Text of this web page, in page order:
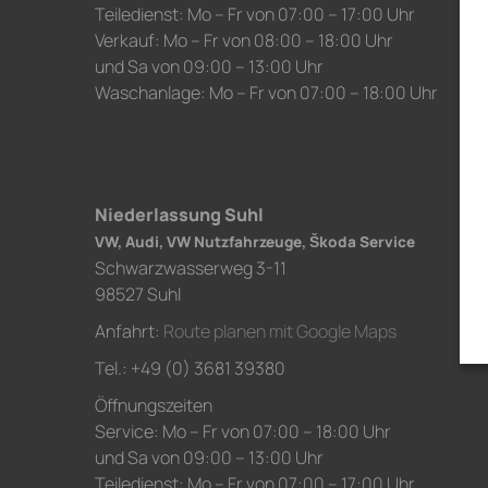
Teiledienst: Mo – Fr von 07:00 – 17:00 Uhr
Verkauf: Mo – Fr von 08:00 – 18:00 Uhr
und Sa von 09:00 – 13:00 Uhr
Waschanlage: Mo – Fr von 07:00 – 18:00 Uhr
Niederlassung Suhl
VW, Audi, VW Nutzfahrzeuge, Škoda Service
Schwarzwasserweg 3-11
98527 Suhl
Anfahrt: Route planen mit Google Maps
Tel.: +49 (0) 3681 39380
Öffnungszeiten
Service: Mo – Fr von 07:00 – 18:00 Uhr
und Sa von 09:00 – 13:00 Uhr